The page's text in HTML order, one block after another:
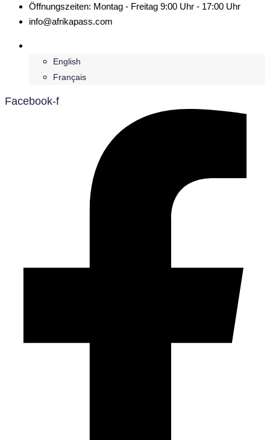
Öffnungszeiten: Montag - Freitag 9:00 Uhr - 17:00 Uhr
info@afrikapass.com
English
Français
Facebook-f